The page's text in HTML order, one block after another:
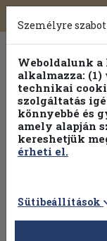
Toggle
Vissza az előző
Személyre
Weboldalunk
alkalmazza: (1)
technikai
szolgáltatás
könnyebbé és
amely alapján
kereshetjük
érheti el.
Sütibeállítások